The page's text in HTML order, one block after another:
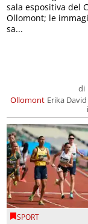
Ollomont
di
Erika David
sala espositiva del
Ollomont; le
sa...
SPORT